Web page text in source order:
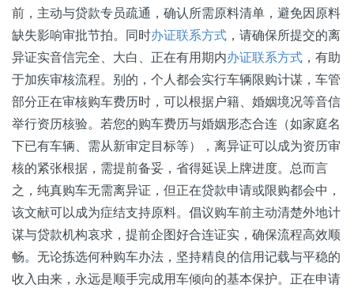
前，主动与贷款专员疏通，确认所需原料清单，避免因原料
缺失影响审批节拍。同时办证联系方式 ，请确保所提交的离
异证实音信完全、大白、正在有用期内办证联系方式 ，有助
于加疾审核流程。别的，个人都会实行车辆限购计谋，车管
部分正在审核购车费历时，可以根据户籍、婚姻境况等音信
举行资历核验。若您的购车费历与婚姻形态合连（如家庭名
下已有车辆、需从新审定目标等），离异证可以成为资历审
核的紧张根据，需提前备妥，省得延误上牌进度。总而言
之，纯真购车无需离异证，但正在贷款申请或限购都会中，
该文献可以成为症结支持原料。倡议购车前主动清楚外地计
谋与贷款机构哀求，提前企图好合连证实，确保流程高效顺
畅。无论拣选何种购车办法，坚持精良的信用记载与平稳的
收入由来，永远是顺手完成用车倾向的基本保护。正在申请